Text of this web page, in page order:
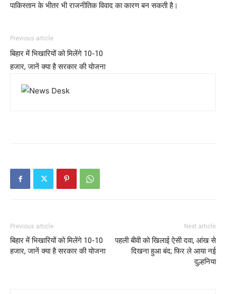
पाकिस्तान के भीतर भी राजनीतिक विवाद का कारण बन सकती है।
Previous article
बिहार में भिखारियों को मिलेंगे 10-10
हजार, जानें क्या है सरकार की योजना
Previous article
बिहार में भिखारियों को मिलेंगे 10-10
हजार, जानें क्या है सरकार की योजना
Next article
पहली बीवी को खिलाई ऐसी दवा, आंख से
दिखना हुआ बंद; फिर ले आया नई
दुल्हनिया